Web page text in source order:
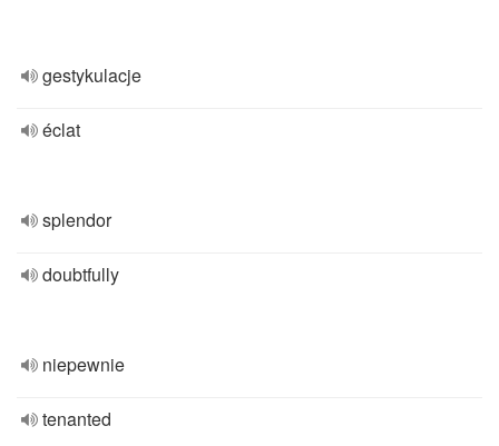
gestykulacje
éclat
splendor
doubtfully
niepewnie
tenanted